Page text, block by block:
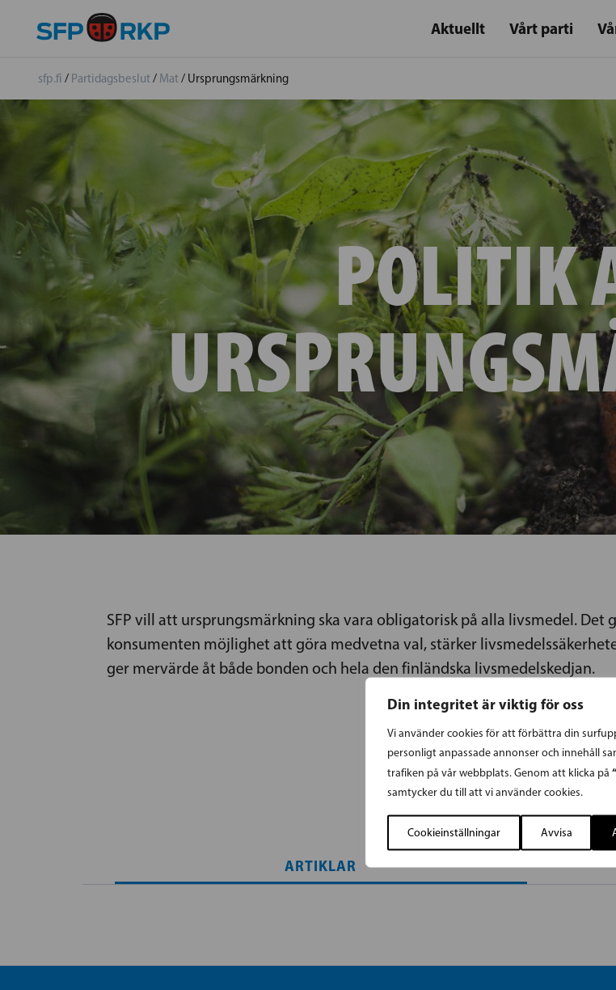
Din integritet är viktig för oss
Vi använder cookies för att förbättra din
personligt anpassade annonser och innehåll
trafiken på vår webbplats. Genom att klicka på
samtycker du till att vi använder cookies.
Cookieinställningar Avvisa
Aktuellt Vårt parti
sfp.fi / Partidagsbeslut/ Mat/ Ursprungsmärkning
POLITIK
SFP vill att ursprungsmärkning ska vara obligatorisk på alla livsmedel. Det
konsumenten möjlighet att göra medvetna val, stärker
ger mervärde åt både bonden och hela den finländska livsmedelskedjan.
ARTIKLAR